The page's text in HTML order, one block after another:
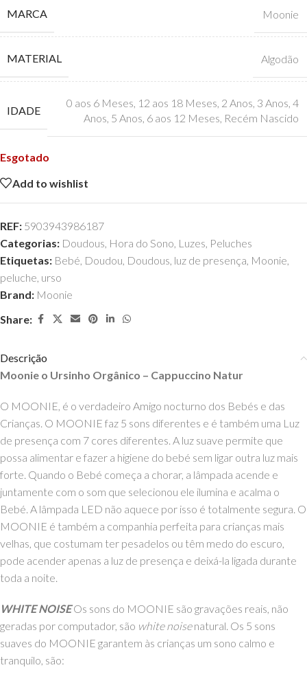
MARCA Moonie
MATERIAL Algodão
IDADE
0 aos 6 Meses, 12 aos 18 Meses, 2 Anos, 3 Anos, 4
Anos, 5 Anos, 6 aos 12 Meses, Recém Nascido
Esgotado
Add to wishlist
REF: 5903943986187
Categorias: Doudous, Hora do Sono, Luzes, Peluches
Etiquetas: Bebé, Doudou, Doudous, luz de presença, Moonie,
peluche, urso
Brand: Moonie
Share:
Descrição
Moonie o Ursinho Orgânico – Cappuccino Natur
O MOONIE, é o verdadeiro Amigo nocturno dos Bebés e das
Crianças. O MOONIE faz 5 sons diferentes e é também uma Luz
de presença com 7 cores diferentes. A luz suave permite que
possa alimentar e fazer a higiene do bebé sem ligar outra luz mais
forte. Quando o Bebé começa a chorar, a lâmpada acende e
juntamente com o som que selecionou ele ilumina e acalma o
Bebé. A lâmpada LED não aquece por isso é totalmente segura. O
MOONIE é também a companhia perfeita para crianças mais
velhas, que costumam ter pesadelos ou têm medo do escuro,
pode acender apenas a luz de presença e deixá-la ligada durante
toda a noite.
WHITE NOISEOs sons do MOONIE são gravações reais, não
geradas por computador, são white noisenatural. Os 5 sons
suaves do MOONIE garantem às crianças um sono calmo e
tranquilo, são: